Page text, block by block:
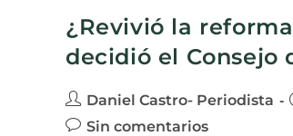
¿Revivió la
decidió el Consejo
Daniel Castro- Periodista
Sin comentarios